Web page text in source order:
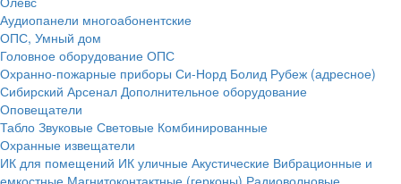
Аудиопанели многоабонентские
ОПС, Умный дом
Головное оборудование ОПС
Охранно-пожарные приборы Си-Норд Болид Рубеж (адресное)
Сибирский Арсенал Дополнительное оборудование
Оповещатели
Табло Звуковые Световые Комбинированные
Охранные извещатели
ИК для помещений ИК уличные Акустические Вибрационные и